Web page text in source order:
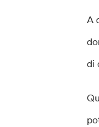
A
di